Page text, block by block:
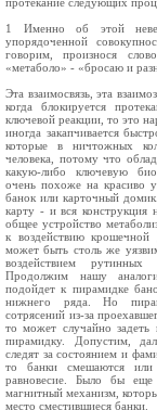
1 Именно об этой
упорядоченной
говорим, произнося
«метаболо» - «бросаю и
Эта взаимосвязь, эта
когда блокируется
ключевой реакции, то это
иногда закапчивается
которые в ничтожных
человека, потому что
какую-либо ключевую
очень похоже на красиво
банок или карточный
карту - и вся конструкция
общее устройство
к воздействию
может быть столь же
воздействием
Продолжим нашу
подойдет к пирамидке
нижнего ряда. Но
сотрясений из-за
то может случайно
пирамидку. Допустим,
следят за состоянием и
то банки смешаются или
равновесие. Было бы еще
магнитный механизм,
место сместившиеся банки.